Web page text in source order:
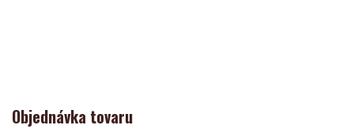
Objednávka tovaru